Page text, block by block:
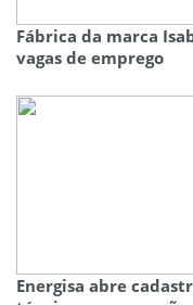
Fábrica da marca
vagas de emprego
Energisa abre